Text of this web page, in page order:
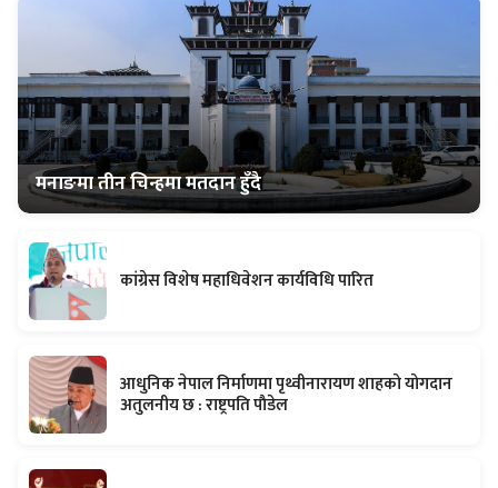
मनाङमा तीन चिन्हमा मतदान हुँदै
कांग्रेस विशेष महाधिवेशन कार्यविधि पारित
आधुनिक नेपाल निर्माणमा पृथ्वीनारायण शाहकाे याेगदान
अतुलनीय छ : राष्ट्रपति पाैडेल